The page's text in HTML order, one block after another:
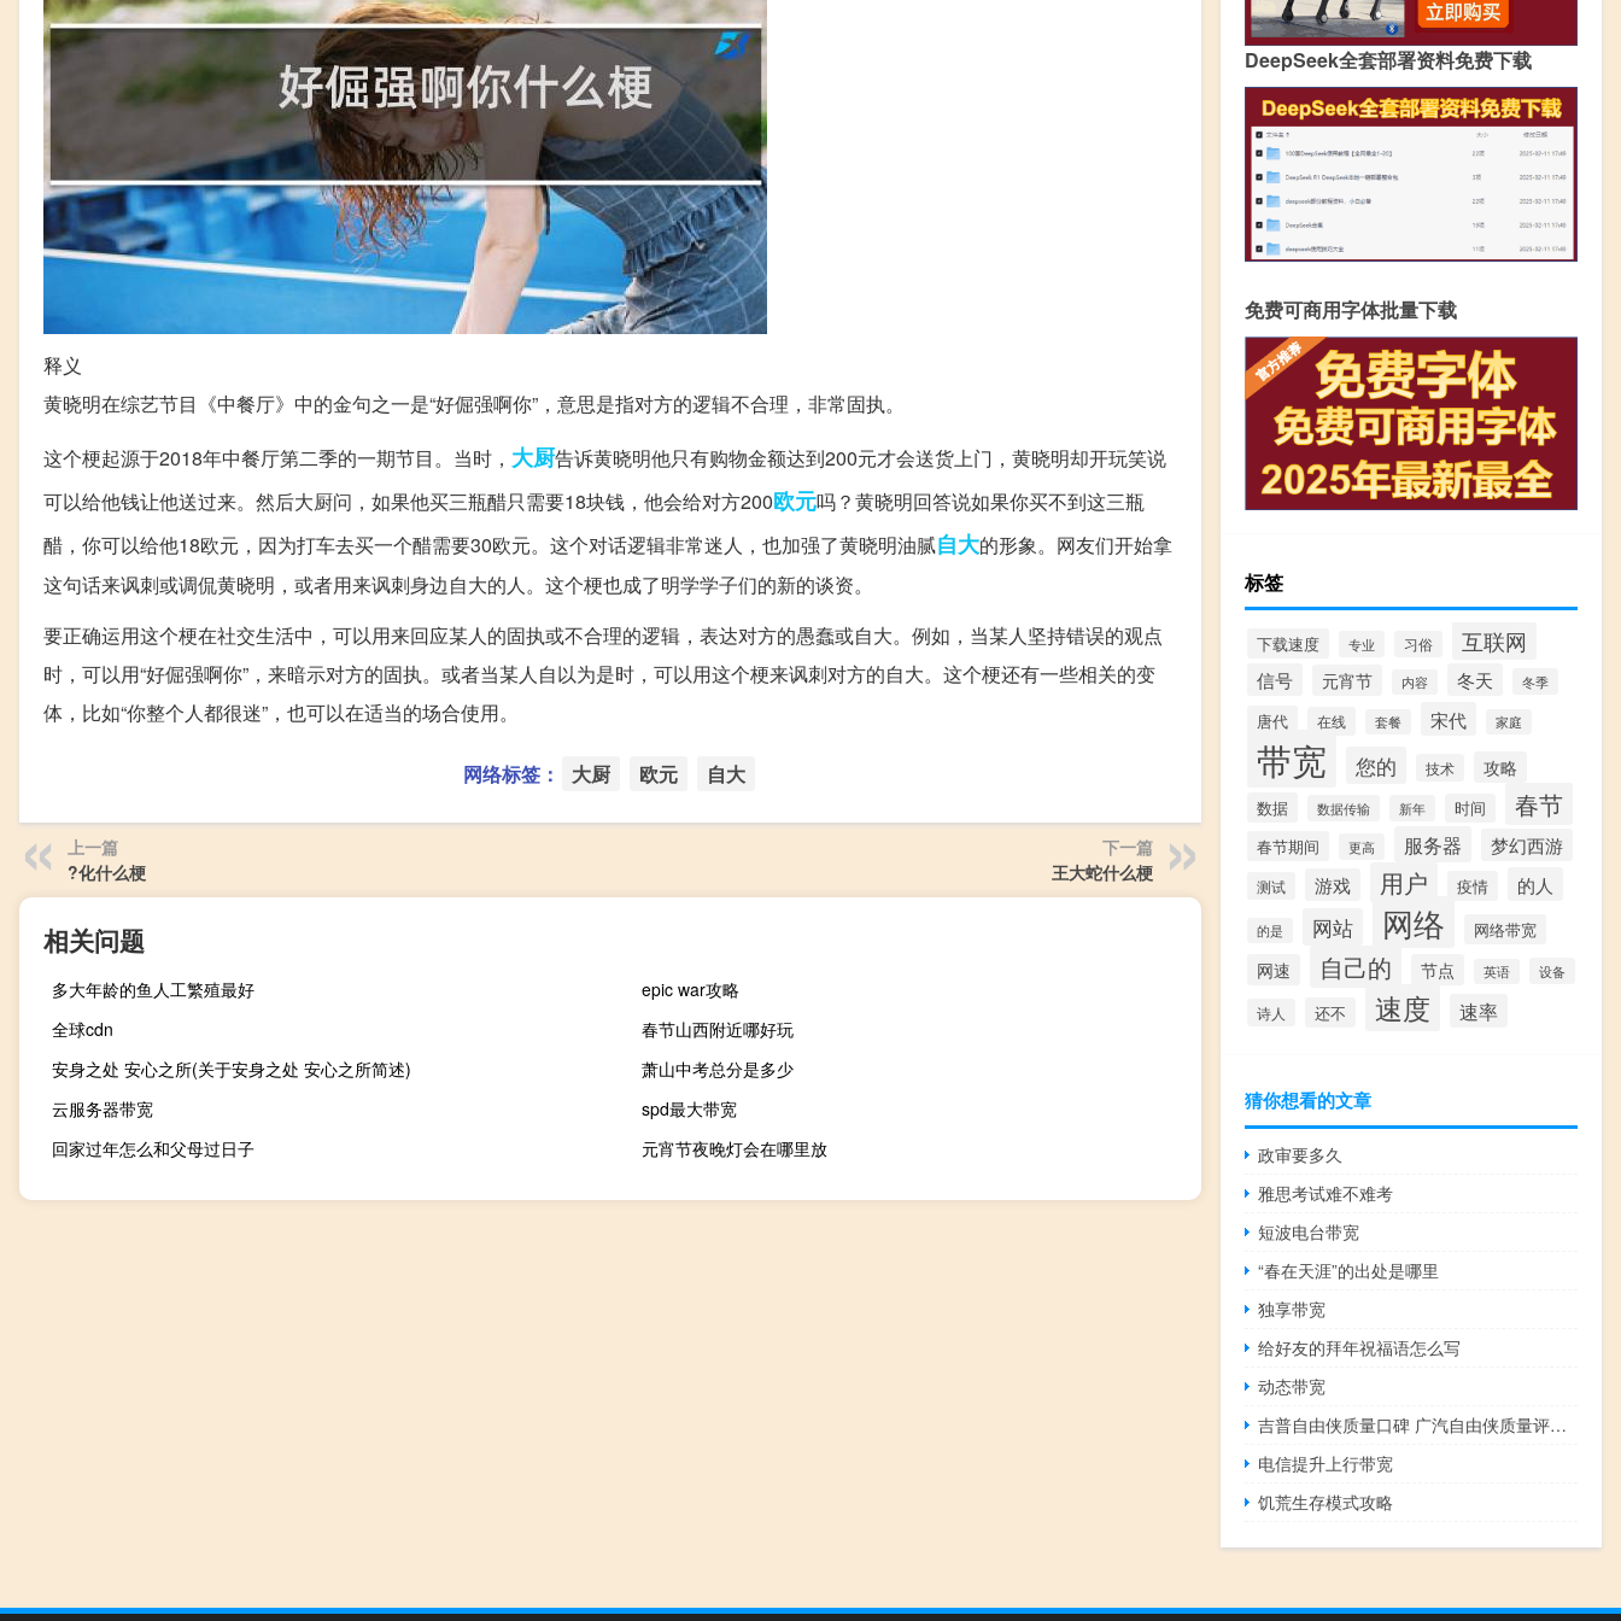
释义
黄晓明在综艺节目《中餐厅》中的金句之一是“好倔强啊你”，意思是指对方的逻辑不合理，非常固执。
这个梗起源于2018年中餐厅第二季的一期节目。当时， 大厨告诉黄晓明他只有购物金额达到200元才会送货上门，黄晓明却开玩笑说
可以给他钱让他送过来。然后大厨问，如果他买三瓶醋只需要18块钱，他会给对方200欧元吗？黄晓明回答说如果你买不到这三瓶
醋，你可以给他18欧元，因为打车去买一个醋需要30欧元。这个对话逻辑非常迷人，也加强了黄晓明油腻自大的形象。网友们开始拿
这句话来讽刺或调侃黄晓明，或者用来讽刺身边自大的人。这个梗也成了明学学子们的新的谈资。
要正确运用这个梗在社交生活中，可以用来回应某人的固执或不合理的逻辑，表达对方的愚蠢或自大。例如，当某人坚持错误的观点
时，可以用“好倔强啊你”，来暗示对方的固执。或者当某人自以为是时，可以用这个梗来讽刺对方的自大。这个梗还有一些相关的变
体，比如“你整个人都很迷”，也可以在适当的场合使用。
网络标签： 大厨 欧元 自大
上一篇
?化什么梗
下一篇
王大蛇什么梗
相关问题
多大年龄的鱼人工繁殖最好
epic war攻略
全球cdn
春节山西附近哪好玩
安身之处 安心之所(关于安身之处 安心之所简述)
萧山中考总分是多少
云服务器带宽
spd最大带宽
回家过年怎么和父母过日子
元宵节夜晚灯会在哪里放
DeepSeek全套部署资料免费下载
免费可商用字体批量下载
标签
下载速度 专业 习俗 互联网
信号 元宵节 内容 冬天 冬季
唐代 在线 套餐 宋代 家庭
带宽 您的 技术 攻略
数据 数据传输 新年 时间 春节
春节期间 更高 服务器 梦幻西游
测试 游戏 用户 疫情 的人
的是 网站 网络 网络带宽
网速 自己的 节点 英语 设备
诗人 还不 速度 速率
猜你想看的文章
政审要多久
雅思考试难不难考
短波电台带宽
“春在天涯”的出处是哪里
独享带宽
给好友的拜年祝福语怎么写
动态带宽
吉普自由侠质量口碑 广汽自由侠质量评论怎么样
电信提升上行带宽
饥荒生存模式攻略